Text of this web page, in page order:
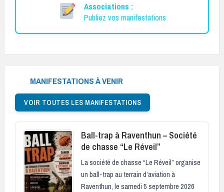
Associations :
Publiez vos manifestations
MANIFESTATIONS À VENIR
VOIR TOUTES LES MANIFESTATIONS
Ball-trap à Raventhun – Société
de chasse “Le Réveil”
La société de chasse “Le Réveil” organise
un ball-trap au terrain d’aviation à
Raventhun, le samedi 5 septembre 2026